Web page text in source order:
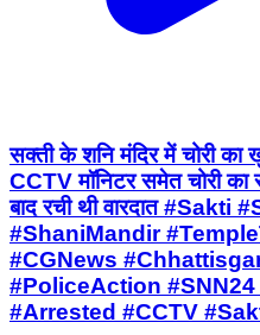
सक्ती के शनि मंदिर में चोरी का
CCTV मॉनिटर समेत चोरी का
बाद रची थी वारदात #Sakti
#ShaniMandir
#CGNews
#PoliceAction
#Arrested #CCTV